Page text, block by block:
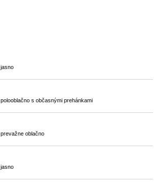
jasno
polooblačno s občasnými prehánkami
prevažne oblačno
jasno